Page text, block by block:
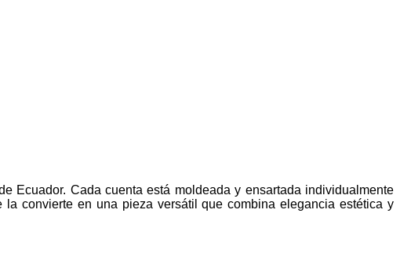
Ecuador. Cada cuenta está moldeada y ensartada individualmente
convierte en una pieza versátil que combina elegancia estética y